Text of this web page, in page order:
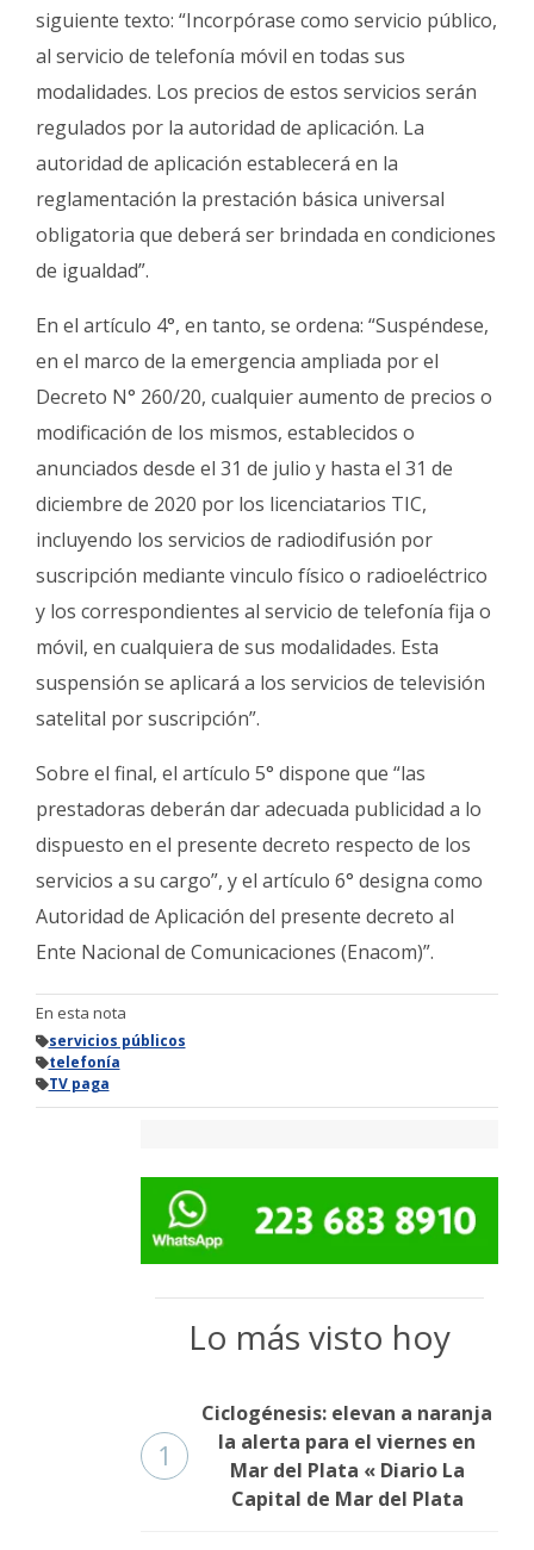
siguiente texto: “Incorpórase como servicio público,
al servicio de telefonía móvil en todas sus
modalidades. Los precios de estos servicios serán
regulados por la autoridad de aplicación. La
autoridad de aplicación establecerá en la
reglamentación la prestación básica universal
obligatoria que deberá ser brindada en condiciones
de igualdad”.
En el artículo 4°, en tanto, se ordena: “Suspéndese,
en el marco de la emergencia ampliada por el
Decreto N° 260/20, cualquier aumento de precios o
modificación de los mismos, establecidos o
anunciados desde el 31 de julio y hasta el 31 de
diciembre de 2020 por los licenciatarios TIC,
incluyendo los servicios de radiodifusión por
suscripción mediante vinculo físico o radioeléctrico
y los correspondientes al servicio de telefonía fija o
móvil, en cualquiera de sus modalidades. Esta
suspensión se aplicará a los servicios de televisión
satelital por suscripción”.
Sobre el final, el artículo 5° dispone que “las
prestadoras deberán dar adecuada publicidad a lo
dispuesto en el presente decreto respecto de los
servicios a su cargo”, y el artículo 6° designa como
Autoridad de Aplicación del presente decreto al
Ente Nacional de Comunicaciones (Enacom)”.
En esta nota
servicios públicos
telefonía
TV paga
Lo más visto hoy
1
Ciclogénesis: elevan a naranja
la alerta para el viernes en
Mar del Plata « Diario La
Capital de Mar del Plata